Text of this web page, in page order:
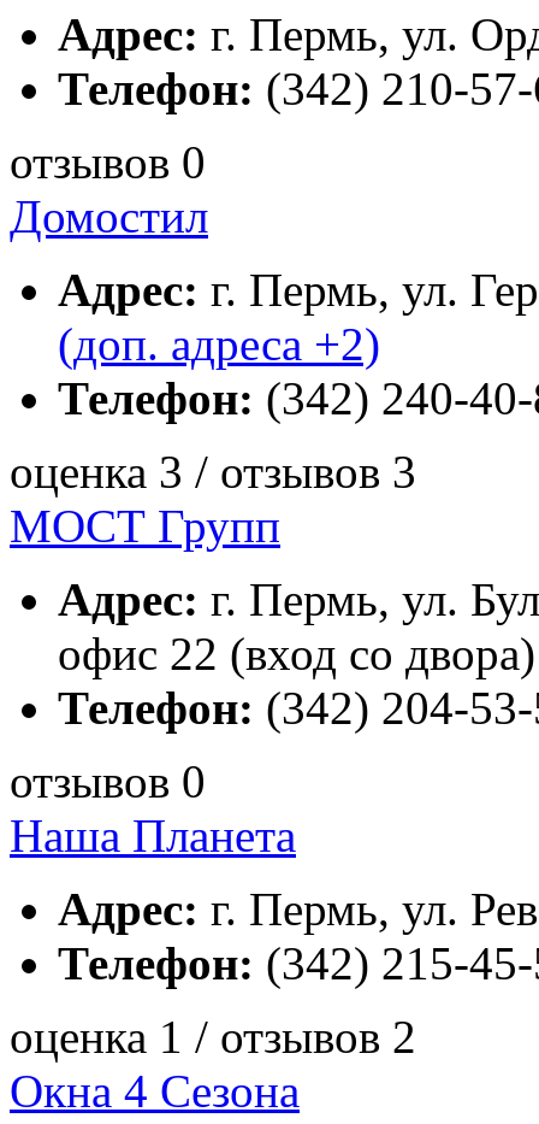
Адрес: г. Пермь, ул.
Телефон: (342) 210-
отзывов 0
Домоcтил
Адрес: г. Пермь, ул.
(доп. адреса +2)
Телефон: (342) 240-
оценка 3 / отзывов 3
МОСТ Групп
Адрес: г. Пермь, ул.
офис 22 (вход со двора)
Телефон: (342) 204-
отзывов 0
Наша Планета
Адрес: г. Пермь, ул.
Телефон: (342) 215-
оценка 1 / отзывов 2
Окна 4 Сезона